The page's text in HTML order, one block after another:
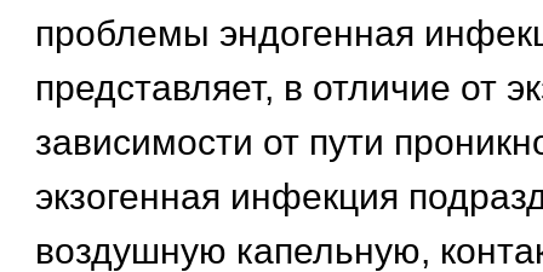
проблемы эндогенная
представляет, в отличие от
зависимости от пути
экзогенная инфекция
воздушную капельную,